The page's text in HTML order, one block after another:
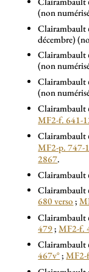
(non
Clairambault
décembre)
Clairambault
(non
Clairambault
(non
Clairambault
MF2-f. 641-
Clairambault
MF2-p. 747-
2867.
Clairambault
Clairambault
680 verso ;
Clairambault
479;MF2-f.
Clairambault
467v°;MF2-